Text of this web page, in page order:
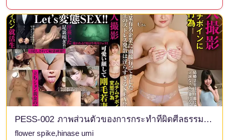
PESS-002 ภาพส่วนตัวของการกระทำที่ผิดศีลธรรมของสาวหน้าอกใหญ่
flower spike,hinase umi